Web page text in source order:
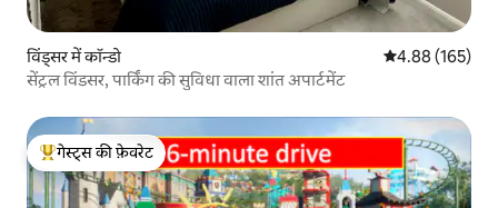
विंड्सर में कॉन्डो औसत रेटिंग 5 में से
4.88 (165)
सेंट्रल विंडसर, पार्किंग की सुविधा वाला शांत अपार्टमेंट
गेस्ट्स का टॉप फ़ेवरेट
गेस्ट्स की फ़ेवरेट